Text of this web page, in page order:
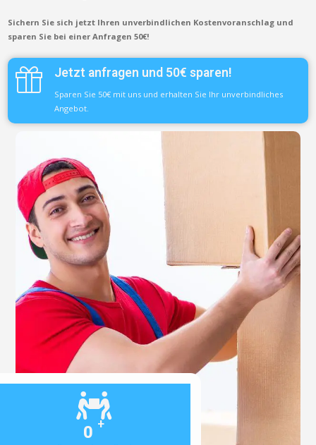
0 +
Sichern Sie sich jetzt Ihren unverbindlichen Kostenvoranschlag und
sparen Sie bei einer Anfragen 50€!
Jetzt anfragen und 50€ sparen!
Sparen Sie 50€ mit uns und erhalten Sie Ihr unverbindliches
Angebot.